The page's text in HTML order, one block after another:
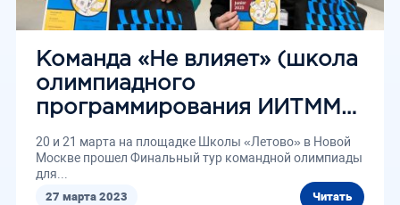
27 марта 2023 Читать
Команда «Не влияет» (школа
олимпиадного
программирования ИИТММ)
– призеры финального тура
олимпиады ВКОШП.Junior
2023
20 и 21 марта на площадке Школы «Летово» в Новой
Москве прошел Финальный тур командной олимпиады
для...